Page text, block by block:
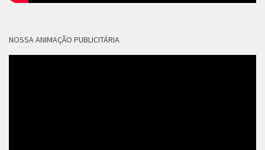
NOSSA ANIMAÇÃO PUBLICITÁRIA